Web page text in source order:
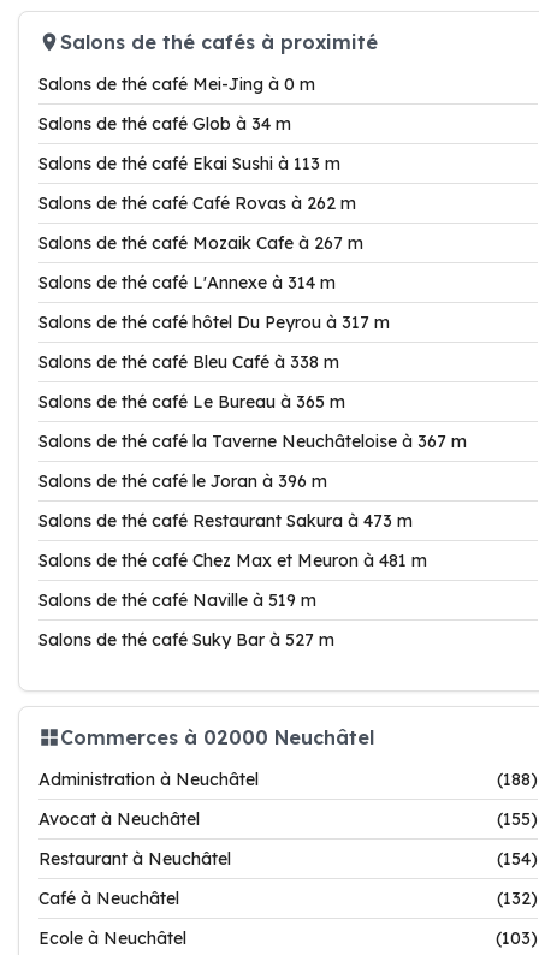
Salons de thé cafés à proximité
Salons de thé café Mei-Jing à 0 m
Salons de thé café Glob à 34 m
Salons de thé café Ekai Sushi à 113 m
Salons de thé café Café Rovas à 262 m
Salons de thé café Mozaik Cafe à 267 m
Salons de thé café L'Annexe à 314 m
Salons de thé café hôtel Du Peyrou à 317 m
Salons de thé café Bleu Café à 338 m
Salons de thé café Le Bureau à 365 m
Salons de thé café la Taverne Neuchâteloise à 367 m
Salons de thé café le Joran à 396 m
Salons de thé café Restaurant Sakura à 473 m
Salons de thé café Chez Max et Meuron à 481 m
Salons de thé café Naville à 519 m
Salons de thé café Suky Bar à 527 m
Commerces à 02000 Neuchâtel
Administration à Neuchâtel
(188)
Avocat à Neuchâtel
(155)
Restaurant à Neuchâtel
(154)
Café à Neuchâtel
(132)
Ecole à Neuchâtel
(103)